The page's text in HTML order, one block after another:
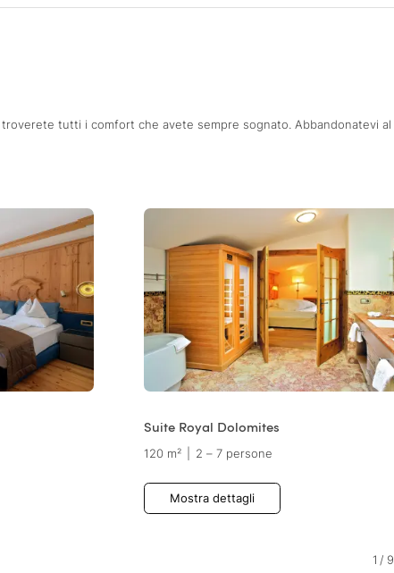
troverete tutti i comfort che avete sempre sognato. Abbandonatevi al
Suite Royal Dolomites
120 m² 2 – 7 persone
Mostra dettagli
1 / 9